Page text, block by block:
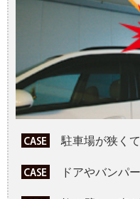
駐車場が狭く
ドアやバンパ